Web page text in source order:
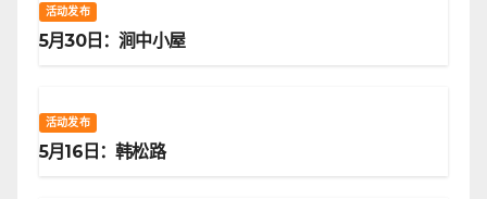
活动发布
5月30日：涧中小屋
活动发布
5月16日：韩松路